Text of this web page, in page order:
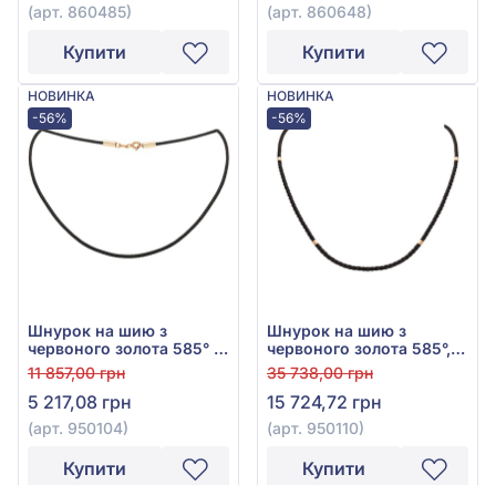
(арт. 860485)
Купити
(арт. 860648)
Купити
НОВИНКА
-56%
Шнурок на шию з
червоного золота 585° з
чорним текстилем, арт.
950104
11 857,00 грн
5 217,08 грн
(арт. 950104)
Купити
НОВИНКА
-56%
Шнурок на шию з
червоного золота 585°,
арт. 950110
35 738,00 грн
15 724,72 грн
(арт. 950110)
Купити